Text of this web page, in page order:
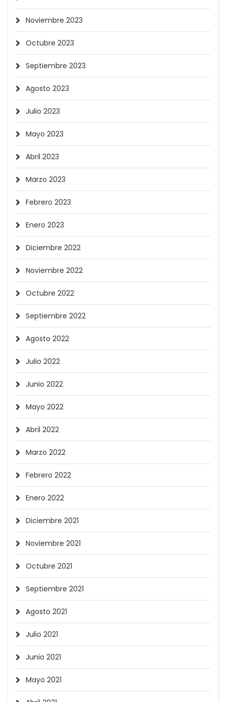
Noviembre 2023
Octubre 2023
Septiembre 2023
Agosto 2023
Julio 2023
Mayo 2023
Abril 2023
Marzo 2023
Febrero 2023
Enero 2023
Diciembre 2022
Noviembre 2022
Octubre 2022
Septiembre 2022
Agosto 2022
Julio 2022
Junio 2022
Mayo 2022
Abril 2022
Marzo 2022
Febrero 2022
Enero 2022
Diciembre 2021
Noviembre 2021
Octubre 2021
Septiembre 2021
Agosto 2021
Julio 2021
Junio 2021
Mayo 2021